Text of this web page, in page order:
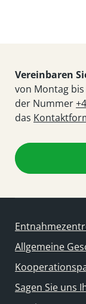
Vereinbaren
von Montag
der Nummer
das
Allgemeine
Sagen Sie uns